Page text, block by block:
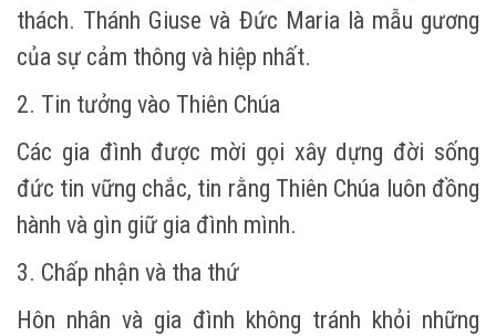
thách. Thánh Giuse và Đức Maria là mẫu gương
của sự cảm thông và hiệp nhất.
2. Tin tưởng vào Thiên Chúa
Các gia đình được mời gọi xây dựng đời sống
đức tin vững chắc, tin rằng Thiên Chúa luôn đồng
hành và gìn giữ gia đình mình.
3. Chấp nhận và tha thứ
Hôn nhân và gia đình không tránh khỏi những